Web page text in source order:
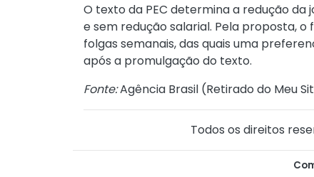
O texto da PEC determina a redução da
e sem redução salarial. Pela proposta, o
folgas semanais, das quais uma
após a promulgação do texto.
Fonte:Agência Brasil (Retirado do Meu
Todos os direitos